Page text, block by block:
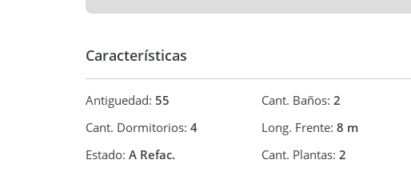
propiedad.
Responsables
Matías G. Valencia, Col. 3034 del CMCPM
Martillero Matías F. Viudes, Col. 3047 del CMCPM
Características
Antiguedad: 55 Cant. Baños: 2
Cant. Dormitorios: 4 Long. Frente: 8 m
Estado: A Refac. Cant. Plantas: 2